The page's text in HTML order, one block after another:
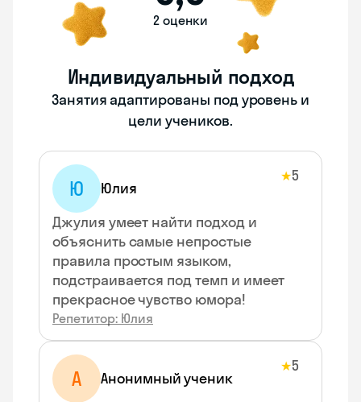
2 оценки
Индивидуальный подход
Занятия адаптированы под уровень и
цели учеников.
Ю Юлия
★5
Джулия умеет найти подход и
объяснить самые непростые
правила простым языком,
подстраивается под темп и имеет
прекрасное чувство юмора!
Репетитор: Юлия
А Анонимный ученик
★5